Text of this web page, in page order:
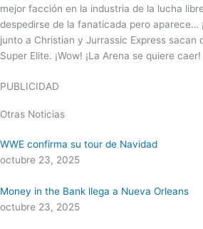
mejor facción en la industria de la lucha
despedirse de la fanaticada pero aparece…
junto a Christian y Jurrassic Express sacan
Super Elite. ¡Wow! ¡La Arena se quiere caer!
PUBLICIDAD
Otras Noticias
WWE confirma su tour de Navidad
octubre 23, 2025
Money in the Bank llega a Nueva Orleans
octubre 23, 2025